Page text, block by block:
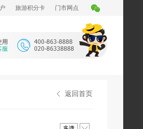
旅游积分卡 门市网点
用
服
返回首页